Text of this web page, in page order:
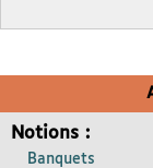
Notions :
Banquets